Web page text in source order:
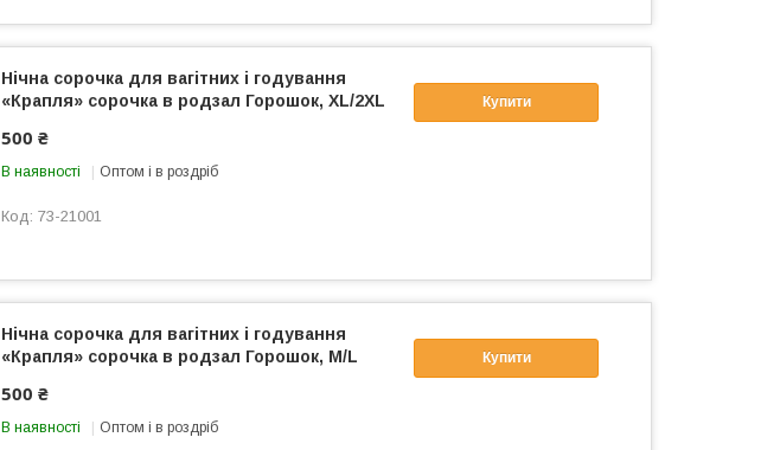
Купити
Нічна сорочка для вагітних і годування
«Крапля» сорочка в родзал Горошок, XL/2XL
500 ₴
В наявності Оптом і в роздріб
73-21001
Купити
Нічна сорочка для вагітних і годування
«Крапля» сорочка в родзал Горошок, M/L
500 ₴
В наявності Оптом і в роздріб